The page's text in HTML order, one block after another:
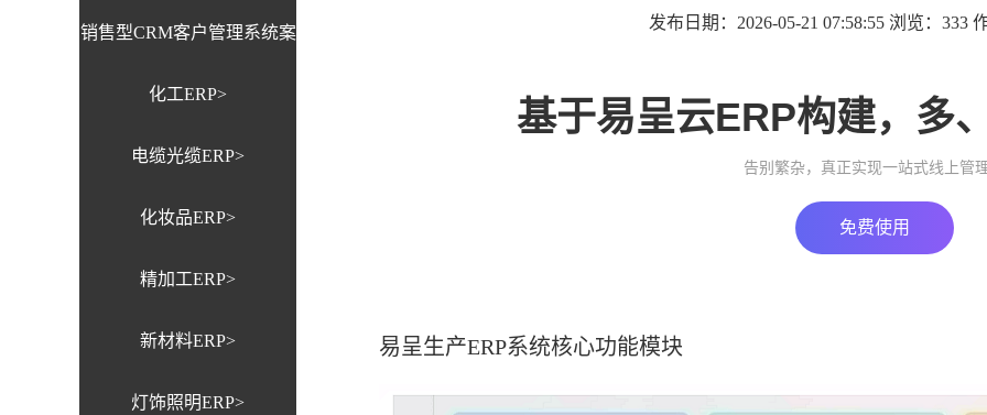
销售型CRM客户管理系统案
例>
化工ERP>
电缆光缆ERP>
化妆品ERP>
精加工ERP>
新材料ERP>
灯饰照明ERP>
发布日期：2026-05-21 07:58:55 浏览：333
基于易呈云ERP构建，多
告别繁杂，真正实现一站式线上管
免费使用
易呈生产ERP系统核心功能模块